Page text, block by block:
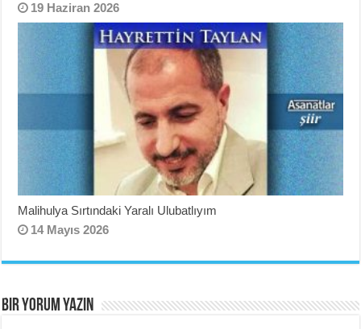
19 Haziran 2026
Malihulya Sırtındaki Yaralı Ulubatlıyım
14 Mayıs 2026
BIR YORUM YAZIN